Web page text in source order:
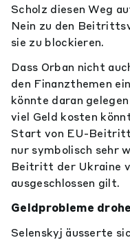
Scholz diesen Weg
Nein zu den
sie zu blockieren.
Dass Orban nicht
den Finanzthemen
könnte daran
viel Geld kosten
Start von EU-
nur symbolisch sehr
Beitritt der Ukraine
ausgeschlossen gilt.
Geldprobleme
Selenskyj äusserte